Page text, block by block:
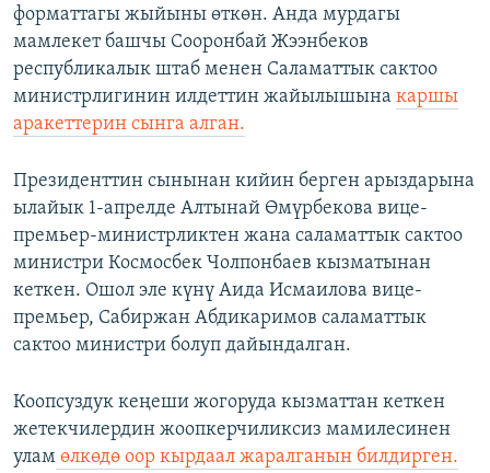
форматтагы жыйыны өткөн. Анда мурдагы
мамлекет башчы Сооронбай Жээнбеков
республикалык штаб менен Саламаттык сактоо
министрлигинин илдеттин жайылышына каршы
аракеттерин сынга алган.
Президенттин сынынан кийин берген арыздарына
ылайык 1-апрелде Алтынай Өмүрбекова вице-
премьер-министрликтен жана саламаттык сактоо
министри Космосбек Чолпонбаев кызматынан
кеткен. Ошол эле күнү Аида Исмаилова вице-
премьер, Сабиржан Абдикаримов саламаттык
сактоо министри болуп дайындалган.
Коопсуздук кеңеши жогоруда кызматтан кеткен
жетекчилердин жоопкерчиликсиз мамилесинен
улам өлкөдө оор кырдаал жаралганын билдирген.